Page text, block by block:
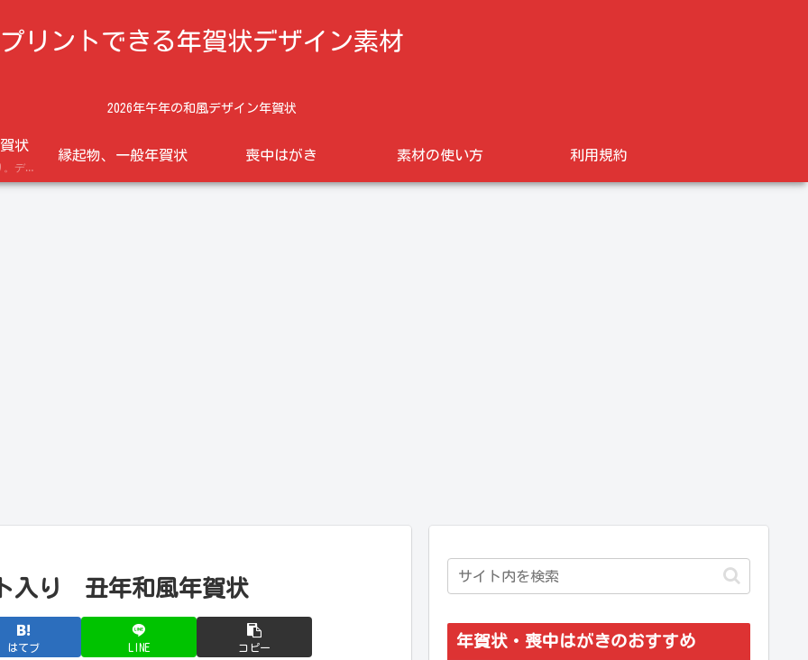
プリントできる年賀状デザイン素材
2026年午年の和風デザイン年賀状
状
午年の馬のイラスト入り。デザイン年賀状
縁起物、一般年賀状 喪中はがき 素材の使い方 利用規約
入り 丑年和風年賀状
はてブ LINE コピー 年賀状・喪中はがきのおすすめ